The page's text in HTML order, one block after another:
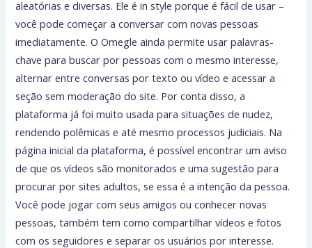
aleatórias e diversas. Ele é in style porque é fácil de usar –
você pode começar a conversar com novas pessoas
imediatamente. O Omegle ainda permite usar palavras-
chave para buscar por pessoas com o mesmo interesse,
alternar entre conversas por texto ou vídeo e acessar a
seção sem moderação do site. Por conta disso, a
plataforma já foi muito usada para situações de nudez,
rendendo polêmicas e até mesmo processos judiciais. Na
página inicial da plataforma, é possível encontrar um aviso
de que os vídeos são monitorados e uma sugestão para
procurar por sites adultos, se essa é a intenção da pessoa.
Você pode jogar com seus amigos ou conhecer novas
pessoas, também tem como compartilhar vídeos e fotos
com os seguidores e separar os usuários por interesse.